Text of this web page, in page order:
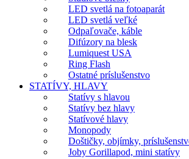
LED svetlá na fotoaparát
LED svetlá veľké
Odpaľovače, káble
Difúzory na blesk
Lumiquest USA
Ring Flash
Ostatné príslušenstvo
STATÍVY, HLAVY
Statívy s hlavou
Statívy bez hlavy
Statívové hlavy
Monopody
Doštičky, objímky,
Joby Gorillapod, mini statívy